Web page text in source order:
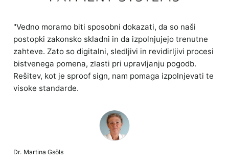
"Vedno moramo biti sposobni dokazati, da so naši
postopki zakonsko skladni in da izpolnjujejo trenutne
zahteve. Zato so digitalni, sledljivi in revidirljivi procesi
bistvenega pomena, zlasti pri upravljanju pogodb.
Rešitev, kot je sproof sign, nam pomaga izpolnjevati te
visoke standarde.
Dr. Martina Gsöls